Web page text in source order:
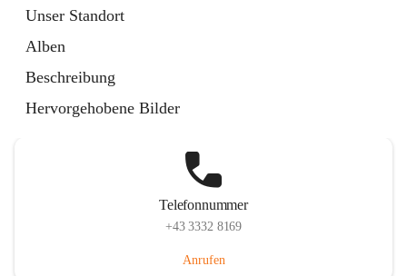
Unser Standort
Alben
Beschreibung
Hervorgehobene Bilder
Telefonnummer
+43 3332 8169
Anrufen